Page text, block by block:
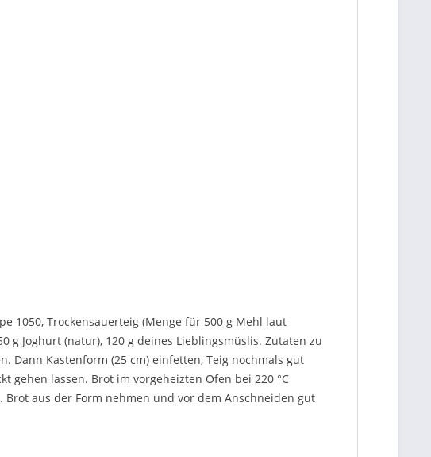
1050, Trockensauerteig (Menge für 500 g Mehl laut
g Joghurt (natur), 120 g deines Lieblingsmüslis. Zutaten zu
Dann Kastenform (25 cm) einfetten, Teig nochmals gut
gehen lassen. Brot im vorgeheizten Ofen bei 220 °C
aus der Form nehmen und vor dem Anschneiden gut